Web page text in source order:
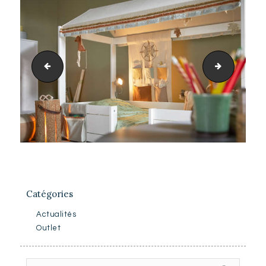
BREEZE CABIN OCEAN LIFE 01 Fritz_1_1
Catégories
Actualités
Outlet